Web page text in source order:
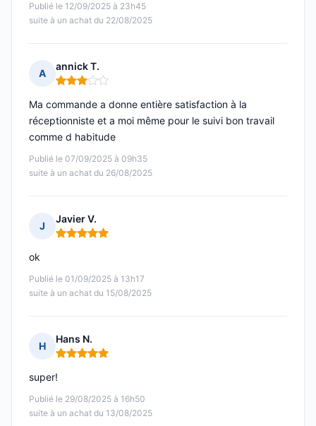
Publié le 12/09/2025 à 23h45
suite à un achat du 22/08/2025
A
annick T.
Note : 3 sur 5
Publié le 07/09/2025 à 09h35
suite à un achat du 26/08/2025
Ma commande a donne entière satisfaction à la
réceptionniste et a moi même pour le suivi bon travail
comme d habitude
J
Javier V.
Note : 5 sur 5
Publié le 01/09/2025 à 13h17
suite à un achat du 15/08/2025
ok
H
Hans N.
Note : 5 sur 5
Publié le 29/08/2025 à 16h50
suite à un achat du 13/08/2025
super!